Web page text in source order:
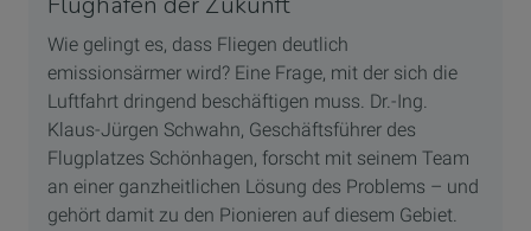
Wie gelingt es, dass Fliegen deutlich
emissionsärmer wird? Eine Frage, mit der sich die
Luftfahrt dringend beschäftigen muss. Dr.-Ing.
Klaus-Jürgen Schwahn, Geschäftsführer des
Flugplatzes Schönhagen, forscht mit seinem Team
an einer ganzheitlichen Lösung des Problems – und
gehört damit zu den Pionieren auf diesem Gebiet.